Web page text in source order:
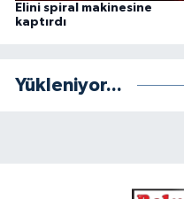
Elini spiral makinesine
kaptırdı
Yükleniyor...